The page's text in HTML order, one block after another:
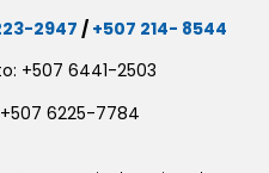
2947 / +507 214- 8544
+507 6441-2503
+507 6225-7784